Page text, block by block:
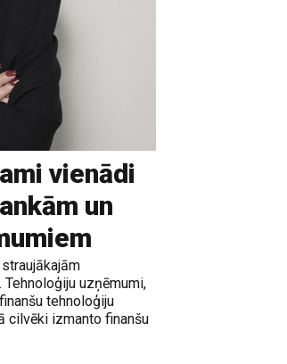
vienādi
un
uzņēmumi,
tehnoloģiju
cilvēki izmanto finanšu